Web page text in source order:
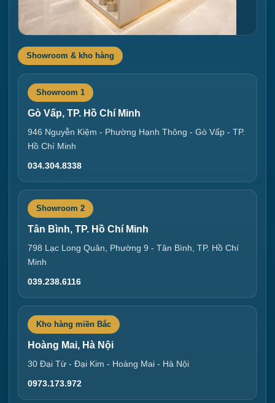
Showroom & kho hàng
Showroom 1
Gò Vấp, TP. Hồ Chí Minh
946 Nguyễn Kiệm - Phường Hạnh Thông - Gò Vấp - TP.
Hồ Chí Minh
034.304.8338
Showroom 2
Tân Bình, TP. Hồ Chí Minh
798 Lạc Long Quân, Phường 9 - Tân Bình, TP. Hồ Chí
Minh
039.238.6116
Kho hàng miền Bắc
Hoàng Mai, Hà Nội
30 Đại Từ - Đại Kim - Hoàng Mai - Hà Nội
0973.173.972